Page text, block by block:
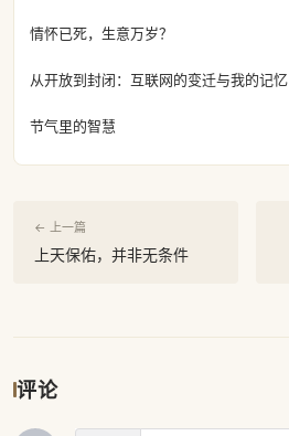
情怀已死，生意万岁？
从开放到封闭：互联网的变迁与我的记忆
节气里的智慧
← 上一篇
上天保佑，并非无条件
评论